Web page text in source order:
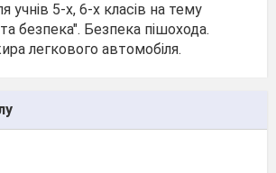
учнів 5-х, 6-х класів на тему
безпека". Безпека пішохода.
легкового автомобіля.